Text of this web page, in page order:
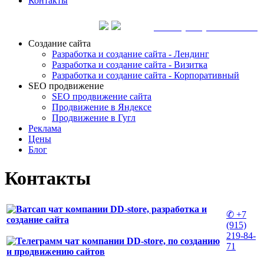
Создание сайта
Разработка и создание сайта - Лендинг
Разработка и создание сайта - Визитка
Разработка и создание сайта - Корпоративный
SEO продвижение
SEO продвижение сайта
Продвижение в Яндексе
Продвижение в Гугл
Реклама
Цены
Блог
Контакты
✆ +7
(915)
219-84-
71